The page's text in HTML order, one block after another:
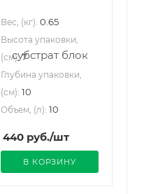
Вес, (кг): 0.65
Высота упаковки,
(см): 7
Глубина упаковки,
(см): 10
Объем, (л): 10
440 руб./шт
В КОРЗИНУ